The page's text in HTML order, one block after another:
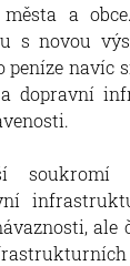
a
s novou
navíc
dopravní
soukromí
ale